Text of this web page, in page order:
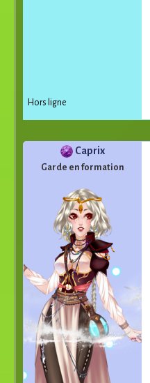
Hors ligne
Caprix
Garde en formation